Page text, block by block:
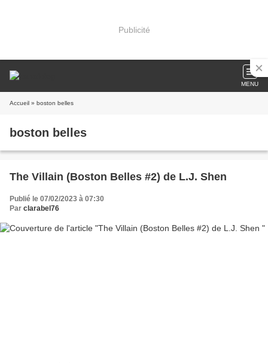
Publicité
MENU
Accueil » boston belles
boston belles
The Villain (Boston Belles #2) de L.J. Shen
Publié le 07/02/2023 à 07:30
Par clarabel76